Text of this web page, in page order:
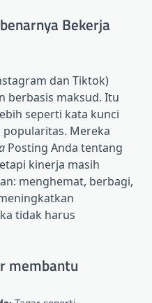
Bekerja
dan Tiktok)
berbasis maksud. Itu
seperti kata kunci
Mereka
Posting Anda tentang
kinerja masih
menghemat, berbagi,
tidak harus
membantu